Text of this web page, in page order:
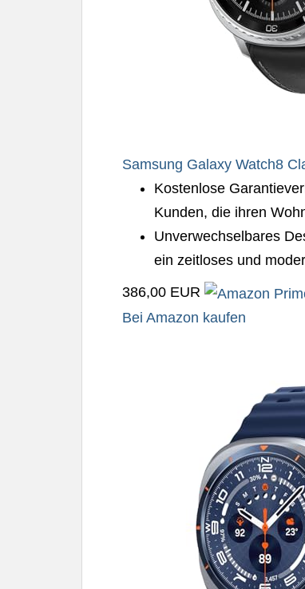
Samsung Galaxy Watch8
Kostenlose
Kunden, die ihren
Unverwechselbares
ein zeitloses und
386,00 EUR
Bei Amazon kaufen